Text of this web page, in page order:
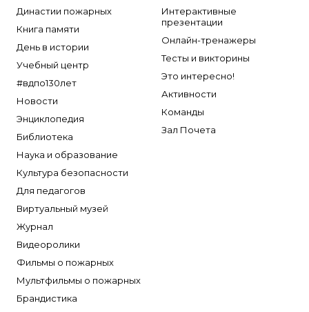
Династии пожарных
Книга памяти
День в истории
Учебный центр
#вдпо130лет
Новости
Энциклопедия
Библиотека
Наука и образование
Культура безопасности
Для педагогов
Виртуальный музей
Журнал
Видеоролики
Фильмы о пожарных
Мультфильмы о пожарных
Брандистика
Интерактивные
презентации
Онлайн-тренажеры
Тесты и викторины
Это интересно!
Активности
Команды
Зал Почета